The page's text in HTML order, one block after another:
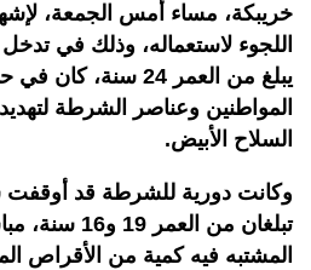
خريبكة، مساء أمس الجمعة،
اللجوء لاستعماله، وذلك في
يبلغ من العمر 24
المواطنين وعناصر الشرطة
السلاح الأبيض.
وكانت دورية للشرطة قد أوقفت
تبلغان من
المشتبه فيه كمية من الأقراص